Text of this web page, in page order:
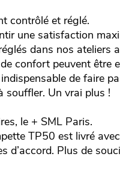
contrôlé et réglé.
une satisfaction
dans nos ateliers
confort peuvent être
de faire
souffler. Un vrai plus !
le + SML Paris.
TP50 est livré
d’accord. Plus de